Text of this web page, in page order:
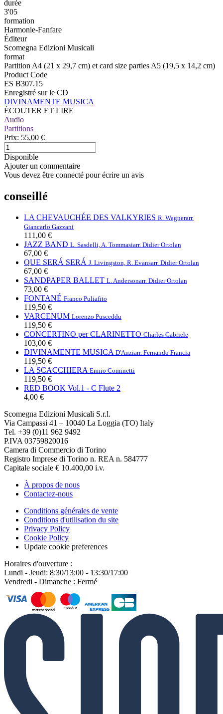
durée
3'05
formation
Harmonie-Fanfare
Éditeur
Scomegna Edizioni Musicali
format
Partition A4 (21 x 29,7 cm) et card size parties A5 (19,5 x 14,2 cm)
Product Code
ES B307.15
Enregistré sur le CD
DIVINAMENTE MUSICA
ÉCOUTER ET LIRE
Audio
Partitions
Prix: 55,00 €
Disponible
Ajouter un commentaire
Vous devez être connecté pour écrire un avis
conseillé
LA CHEVAUCHÉE DES VALKYRIES R. Wagnerarr.
Giancarlo Gazzani
111,00 €
JAZZ BAND L. Sasdelli, A. Tommasiarr. Didier Ortolan
67,00 €
QUE SERÁ SERÁ J. Livingston, R. Evansarr. Didier Ortolan
67,00 €
SANDPAPER BALLET L. Andersonarr. Didier Ortolan
73,00 €
FONTANÉ Franco Puliafito
119,50 €
VARCENUM Lorenzo Pusceddu
119,50 €
CONCERTINO per CLARINETTO Charles Gabriele
103,00 €
DIVINAMENTE MUSICA D'Anziarr. Fernando Francia
119,50 €
LA SCACCHIERA Ennio Cominetti
119,50 €
RED BOOK Vol.1 - C Flute 2
4,00 €
Scomegna Edizioni Musicali S.r.l.
Via Campassi 41 – 10040 La Loggia (TO) Italy
Tel. +39 (0)11 962 9492
P.IVA 03759820016
Camera di Commercio di Torino
Registro Imprese di Torino n. REA n. 584777
Capitale sociale € 10.400,00 i.v.
À propos de nous
Contactez-nous
Conditions générales de vente
Conditions d'utilisation du site
Privacy Policy
Cookie Policy
Update cookie preferences
Horaires d'ouverture :
Lundi - Jeudi: 8:30/13:00 - 13:30/17:00
Vendredi - Dimanche : Fermé